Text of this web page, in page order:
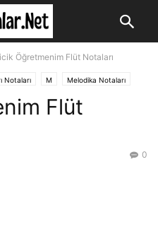
Öğretmenim Flüt Notaları
Notaları M Melodika Notaları
Flüt
0